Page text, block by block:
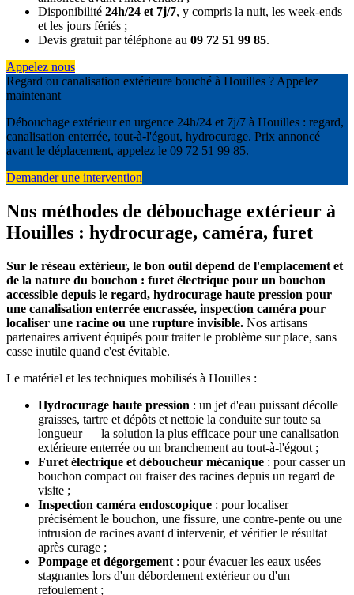
Disponibilité 24h/24 et 7j/7, y compris la nuit, les week-ends
et les jours fériés ;
Devis gratuit par téléphone au 09 72 51 99 85.
Appelez nous
Regard ou canalisation extérieure bouché à Houilles ? Appelez
maintenant
Débouchage extérieur en urgence 24h/24 et 7j/7 à Houilles : regard,
canalisation enterrée, tout-à-l'égout, hydrocurage. Prix annoncé
avant le déplacement, appelez le 09 72 51 99 85.
Demander une intervention
Nos méthodes de débouchage extérieur à
Houilles : hydrocurage, caméra, furet
Sur le réseau extérieur, le bon outil dépend de l'emplacement et
de la nature du bouchon : furet électrique pour un bouchon
accessible depuis le regard, hydrocurage haute pression pour
une canalisation enterrée encrassée, inspection caméra pour
localiser une racine ou une rupture invisible. Nos artisans
partenaires arrivent équipés pour traiter le problème sur place, sans
casse inutile quand c'est évitable.
Le matériel et les techniques mobilisés à Houilles :
Hydrocurage haute pression : un jet d'eau puissant décolle
graisses, tartre et dépôts et nettoie la conduite sur toute sa
longueur — la solution la plus efficace pour une canalisation
extérieure enterrée ou un branchement au tout-à-l'égout ;
Furet électrique et déboucheur mécanique : pour casser un
bouchon compact ou fraiser des racines depuis un regard de
visite ;
Inspection caméra endoscopique : pour localiser
précisément le bouchon, une fissure, une contre-pente ou une
intrusion de racines avant d'intervenir, et vérifier le résultat
après curage ;
Pompage et dégorgement : pour évacuer les eaux usées
stagnantes lors d'un débordement extérieur ou d'un
refoulement ;